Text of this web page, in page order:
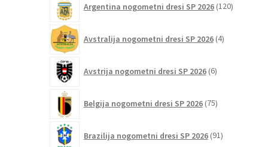
Argentina nogometni dresi SP 2026 120izdelkov
Avstralija nogometni dresi SP 2026 4izdelki
Avstrija nogometni dresi SP 2026 6izdelkov
Belgija nogometni dresi SP 2026 75izdelkov
Brazilija nogometni dresi SP 2026 91izdelkov